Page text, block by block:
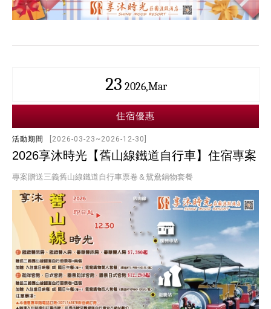
23 2026,Mar
住宿優惠
活動期間 [2026-03-23~2026-12-30]
2026享沐時光【舊山線鐵道自行車】住宿專案
專案贈送三義舊山線鐵道自行車票卷＆鴛鴦鍋物套餐